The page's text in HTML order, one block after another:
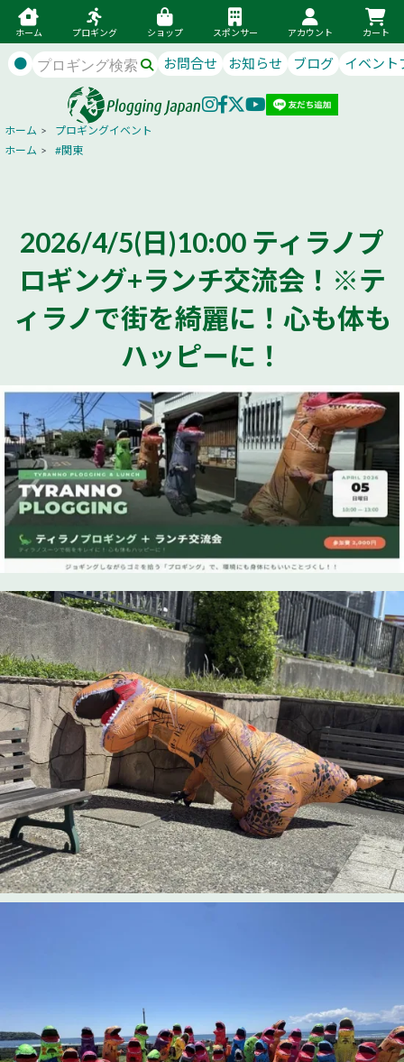
ホーム プロギング ショップ スポンサー アカウント カート
● お問合せ お知らせ ブログ イベント
ホーム >
プロギングイベント
ホーム > #関東
2026/4/5(日)10:00 ティラノプ
ロギング+ランチ交流会！※テ
ィラノで街を綺麗に！心も体も
ハッピーに！